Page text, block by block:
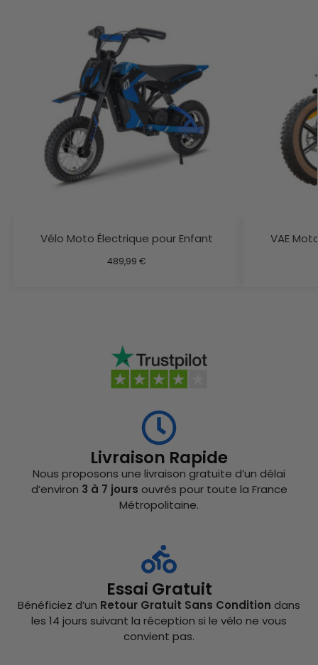
Vélo Moto Électrique pour Enfant
489,99€
VAE
Livraison Rapide
Nous proposons une livraison gratuite d’un délai
d’environ 3 à 7 jours ouvrés pour toute la France
Métropolitaine.
Essai Gratuit
Bénéficiez d’un Retour Gratuit Sans Condition dans
les 14 jours suivant la réception si le vélo ne vous
convient pas.